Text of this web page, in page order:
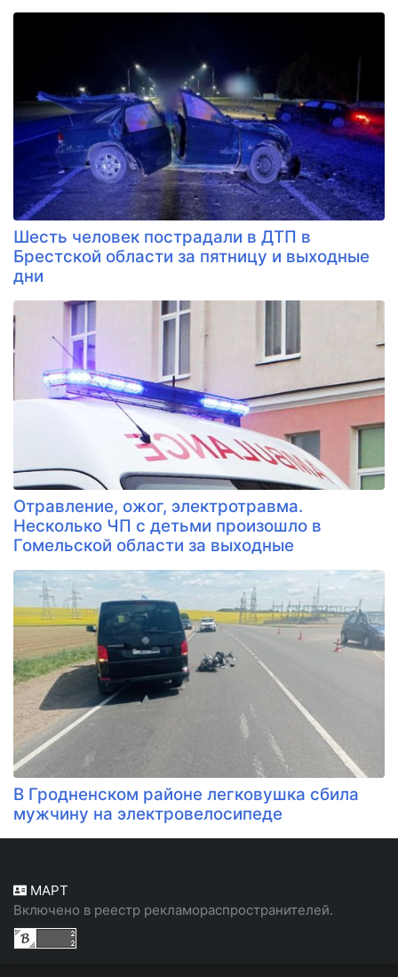
Шесть человек пострадали в ДТП в
Брестской области за пятницу и выходные
дни
Отравление, ожог, электротравма.
Несколько ЧП с детьми произошло в
Гомельской области за выходные
В Гродненском районе легковушка сбила
мужчину на электровелосипеде
МАРТ
Включено в реестр рекламораспространителей.